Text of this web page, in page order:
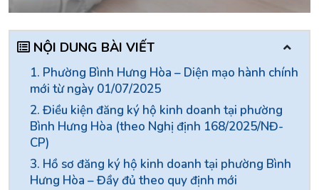
NỘI DUNG BÀI VIẾT
1. Phường Bình Hưng Hòa – Diện mạo hành chính
mới từ ngày 01/07/2025
2. Điều kiện đăng ký hộ kinh doanh tại phường
Bình Hưng Hòa (theo Nghị định 168/2025/NĐ-
CP)
3. Hồ sơ đăng ký hộ kinh doanh tại phường Bình
Hưng Hòa – Đầy đủ theo quy định mới